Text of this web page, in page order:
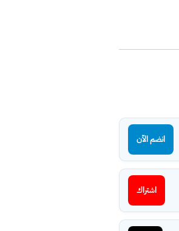
انضم الآن
اشتراك